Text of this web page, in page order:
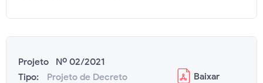
Projeto Nº 02/2021
Tipo:
Projeto de Decreto
Baixar